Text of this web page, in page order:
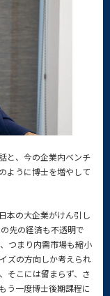
と、今の企業内ベンチ
ように博士を増やして
本の大企業がけん引し
先の経済も不透明で
つまり内需市場も縮小
ズの方向しか考えられ
そこには留まらず、さ
う一度博士後期課程に